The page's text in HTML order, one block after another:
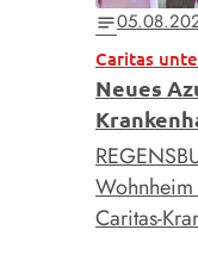
notes
Caritas
Neues
Caritas-